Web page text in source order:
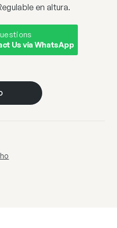
en altura.
Us via WhatsApp